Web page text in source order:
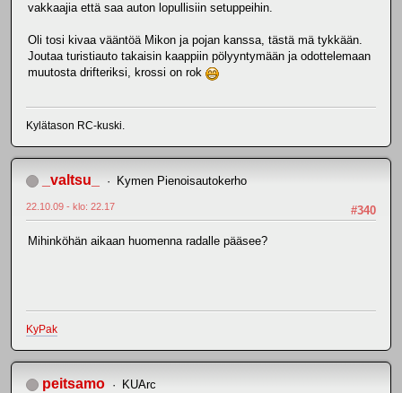
vakkaajia että saa auton lopullisiin setuppeihin.
Oli tosi kivaa vääntöä Mikon ja pojan kanssa, tästä mä tykkään.
Joutaa turistiauto takaisin kaappiin pölyyntymään ja odottelemaan
muutosta drifteriksi, krossi on rok
Kylätason RC-kuski.
_valtsu_ Kymen Pienoisautokerho
#340
22.10.09 - klo: 22.17
Mihinköhän aikaan huomenna radalle pääsee?
KyPak
peitsamo KUArc